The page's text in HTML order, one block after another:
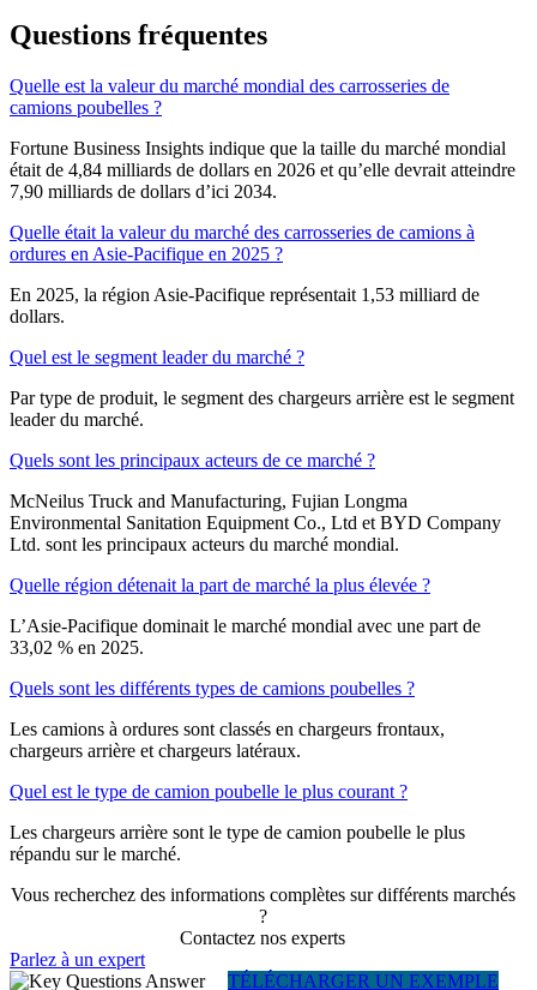
Questions fréquentes
Quelle est la valeur du marché mondial des carrosseries de
camions poubelles ?
Fortune Business Insights indique que la taille du marché mondial
était de 4,84 milliards de dollars en 2026 et qu’elle devrait atteindre
7,90 milliards de dollars d’ici 2034.
Quelle était la valeur du marché des carrosseries de camions à
ordures en Asie-Pacifique en 2025 ?
En 2025, la région Asie-Pacifique représentait 1,53 milliard de
dollars.
Quel est le segment leader du marché ?
Par type de produit, le segment des chargeurs arrière est le segment
leader du marché.
Quels sont les principaux acteurs de ce marché ?
McNeilus Truck and Manufacturing, Fujian Longma
Environmental Sanitation Equipment Co., Ltd et BYD Company
Ltd. sont les principaux acteurs du marché mondial.
Quelle région détenait la part de marché la plus élevée ?
L’Asie-Pacifique dominait le marché mondial avec une part de
33,02 % en 2025.
Quels sont les différents types de camions poubelles ?
Les camions à ordures sont classés en chargeurs frontaux,
chargeurs arrière et chargeurs latéraux.
Quel est le type de camion poubelle le plus courant ?
Les chargeurs arrière sont le type de camion poubelle le plus
répandu sur le marché.
Vous recherchez des informations complètes sur différents marchés
?
Contactez nos experts
Parlez à un expert
TÉLÉCHARGER UN EXEMPLE